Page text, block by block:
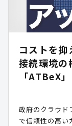
コストを抑
接続環境の
「ATBeX」
政府のクラウド
で信頼性の高い